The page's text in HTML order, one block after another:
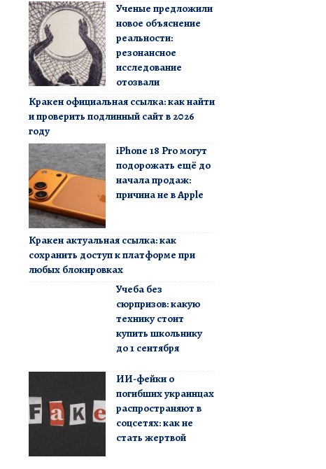
Ученые предложили
новое объяснение
реальности:
резонансное
исследование
отозвали
Кракен официальная ссылка: как найти
и проверить подлинный сайт в 2026
году
iPhone 18 Pro могут
подорожать ещё до
начала продаж:
причина не в Apple
Кракен актуальная ссылка: как
сохранить доступ к платформе при
любых блокировках
Учеба без
сюрпризов: какую
технику стоит
купить школьнику
до 1 сентября
ИИ-фейки о
погибших украинцах
распространяют в
соцсетях: как не
стать жертвой